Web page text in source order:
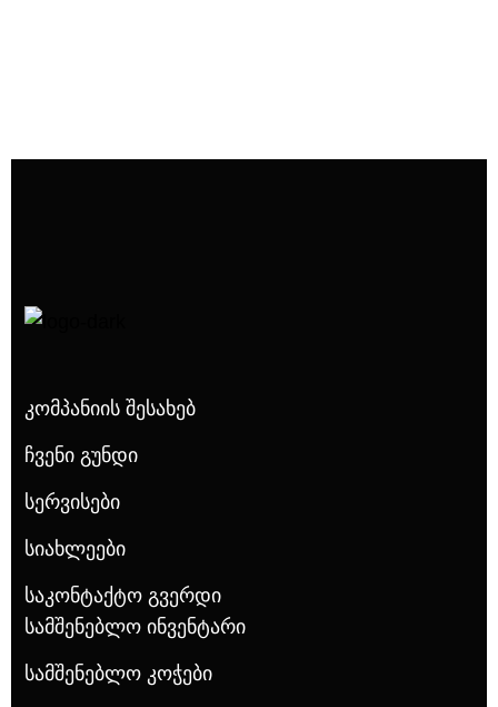
Კომპანიის Შესახებ
Ჩვენი Გუნდი
Სერვისები
Სიახლეები
Საკონტაქტო Გვერდი
Სამშენებლო Ინვენტარი
Სამშენებლო Კოჭები